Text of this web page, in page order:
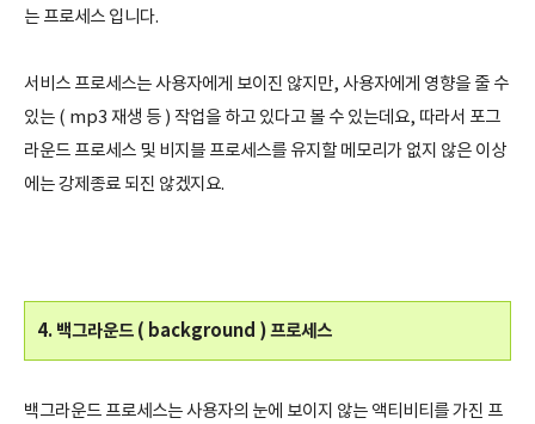
는 프로세스 입니다.
서비스 프로세스는 사용자에게 보이진 않지만, 사용자에게 영향을 줄 수
있는 ( mp3 재생 등 ) 작업을 하고 있다고 볼 수 있는데요, 따라서 포그
라운드 프로세스 및 비지블 프로세스를 유지할 메모리가 없지 않은 이상
에는 강제종료 되진 않겠지요.
4. 백그라운드 ( background ) 프로세스
백그라운드 프로세스는 사용자의 눈에 보이지 않는 액티비티를 가진 프